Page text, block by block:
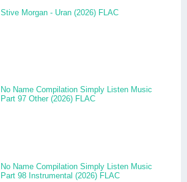
Stive Morgan - Uran (2026) FLAC
No Name Compilation Simply Listen Music
Part 97 Other (2026) FLAC
No Name Compilation Simply Listen Music
Part 98 Instrumental (2026) FLAC